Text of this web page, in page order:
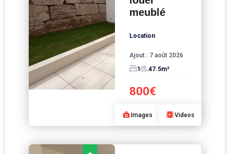
meublé
Location
Ajout : 7 août 2026
1
47.5m²
800€
Images Videos